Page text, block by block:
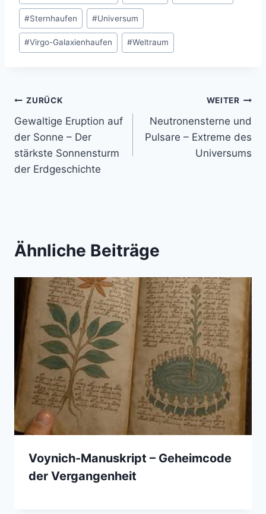
#Sternhaufen #Universum
#Virgo-Galaxienhaufen #Weltraum
Beitragsnavigation
ZURÜCK
Gewaltige Eruption auf
der Sonne – Der
stärkste Sonnensturm
der Erdgeschichte
WEITER
Neutronensterne und
Pulsare – Extreme des
Universums
Ähnliche Beiträge
Voynich-Manuskript – Geheimcode
der Vergangenheit